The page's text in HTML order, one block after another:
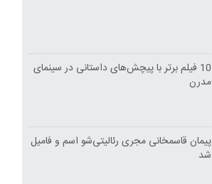
10 فیلم برتر با پیچش‌های داستانی در سینمای
مدرن
پیمان قاسمخانی مجری رئالیتی‌شو اسم و فامیل
شد